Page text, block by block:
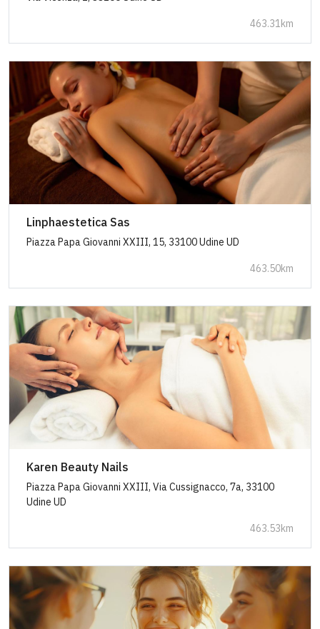
463.31km
Linphaestetica Sas
Piazza Papa Giovanni XXIII, 15, 33100 Udine UD
463.50km
Karen Beauty Nails
Piazza Papa Giovanni XXIII, Via Cussignacco, 7a, 33100
Udine UD
463.53km